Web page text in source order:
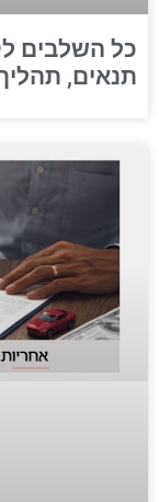
כל השלבים
תנאים,